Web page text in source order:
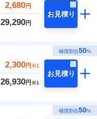
2,680円
29,290円
お見積り
補償割合50%
2,300円 ※1
26,930円 ※1
お見積り
補償割合50%